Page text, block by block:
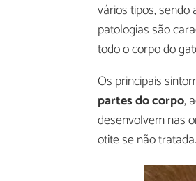
vários tipos, sendo
patologias são
todo o corpo do
Os principais
partes do corpo,
desenvolvem nas
otite se não